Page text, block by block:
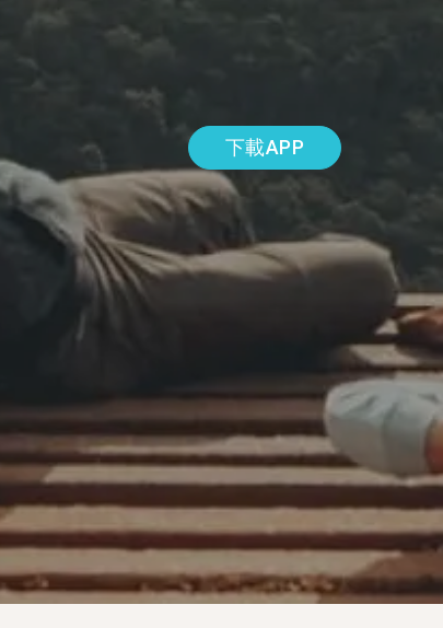
下載APP